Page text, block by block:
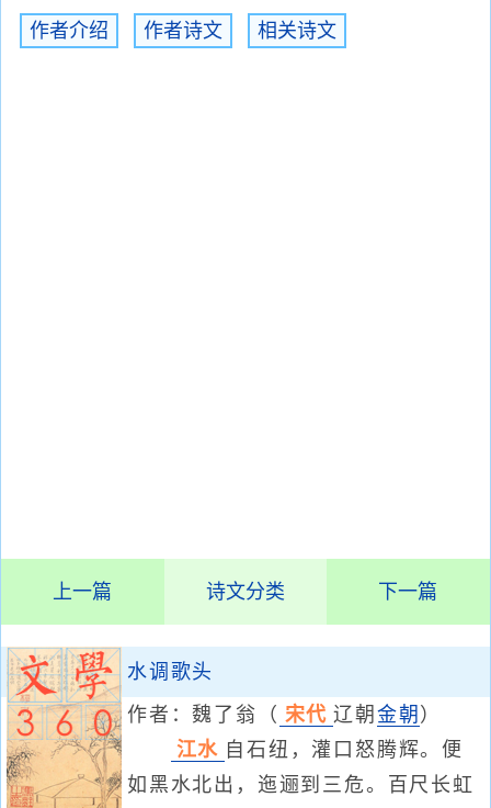
作者介绍 作者诗文 相关诗文
上一篇 诗文分类 下一篇
水调歌头
作者：魏了翁 （ 宋代 辽朝 金朝 ）
江水 自石纽，灌口怒腾辉。便
如黑水北出，迤逦到三危。百尺长虹